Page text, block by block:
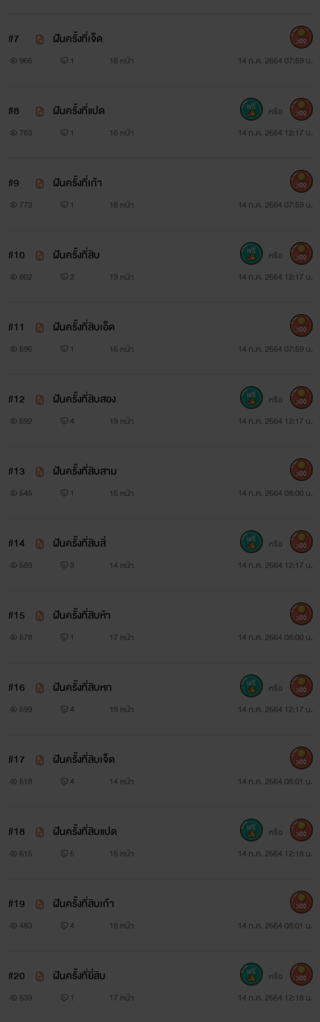
"มากับฉัน....ฉันจะปกป้องนายเอง กัญ"
"ให้โอกาสกูนะกัญ....ขอร้อง....ให้โอกาสกู..."
"ผมยอมให้พี่ตั้งกี่ครั้ง...แต่พี่ก็ไม่เคยเลือกผม พอสักที...ผม
"กูรักมึงกัญ...ขอร้อง...กลับมาหากู"
"ถ้ารัก...แล้วพร้อมจะมีกัน...คำว่ารักของพี่ก็แค่คำพูดลอยๆ"
# ขอบคุณจ้า
ร่านราคะ เป็น ปลายทางฝัน
#7 ฝันครั้งที่เจ็ด
966 1 18 หน้า 14 ก.ค. 2564 07:59 น.
300
#8 ฝันครั้งที่แปด
763 1 16 หน้า 14 ก.ค. 2564 12:17 น.
หรือ 300
#9 ฝันครั้งที่เก้า
773 1 18 หน้า 14 ก.ค. 2564 07:59 น.
300
#10 ฝันครั้งที่สิบ
802 2 19 หน้า 14 ก.ค. 2564 12:17 น.
หรือ 300
#11 ฝันครั้งที่สิบเอ็ด
596 1 15 หน้า 14 ก.ค. 2564 07:59 น.
300
#12 ฝันครั้งที่สิบสอง
592 4 19 หน้า 14 ก.ค. 2564 12:17 น.
หรือ 300
#13 ฝันครั้งที่สิบสาม
545 1 15 หน้า 14 ก.ค. 2564 08:00 น.
300
#14 ฝันครั้งที่สิบสี่
589 3 14 หน้า 14 ก.ค. 2564 12:17 น.
หรือ 300
#15 ฝันครั้งที่สิบห้า
578 1 17 หน้า 14 ก.ค. 2564 08:00 น.
300
#16 ฝันครั้งที่สิบหก
599 4 19 หน้า 14 ก.ค. 2564 12:17 น.
หรือ 300
#17 ฝันครั้งที่สิบเจ็ด
518 4 14 หน้า 14 ก.ค. 2564 08:01 น.
300
#18 ฝันครั้งที่สิบแปด
615 5 15 หน้า 14 ก.ค. 2564 12:18 น.
หรือ 300
#19 ฝันครั้งที่สิบเก้า
483 4 18 หน้า 14 ก.ค. 2564 08:01 น.
300
#20 ฝันครั้งที่ยี่สิบ
539 1 17 หน้า 14 ก.ค. 2564 12:18 น.
หรือ 300